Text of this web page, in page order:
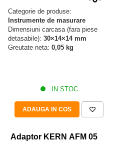
Categorie de produse:
Instrumente de masurare
Dimensiuni carcasa (fara piese
detasabile): 30×14×14 mm
Greutate neta: 0,05 kg
IN STOC
ADAUGA IN COS
Adaptor KERN AFM 05